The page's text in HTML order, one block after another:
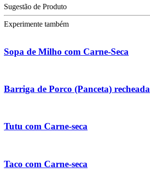
Sugestão de Produto
Experimente também
Sopa de Milho com Carne-Seca
Barriga de Porco (Panceta) recheada
Tutu com Carne-seca
Taco com Carne-seca